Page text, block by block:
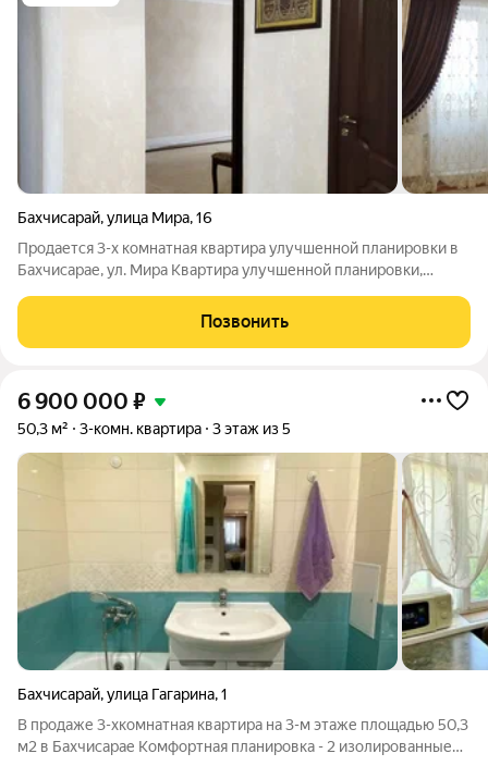
Бахчисарай,улица Мира,16
Продается 3-х комнатная квартира улучшенной планировки в
Бахчисарае, ул. Мира Квартира улучшенной планировки,
этажного дома (есть тех.этаж) 2001 года постройки. При доме
своя котельная, за счет чего
Позвонить
6 900 000 ₽
50,3 м² 3-комн. квартира 3 этаж из 5
Бахчисарай,улица Гагарина,1
В продаже 3-хкомнатная квартира на 3-м этаже площадью 50,3
м2 в Бахчисарае Комфортная планировка - 2 изолированные